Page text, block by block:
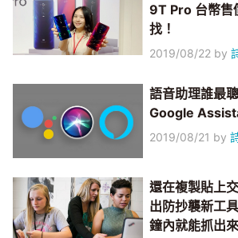
9T Pro 台幣售
找！
2019/08/22 by
語音助理誰最
Google
2019/08/21 by
還在複製貼上
出防抄襲新工
鐘內就能抓出來